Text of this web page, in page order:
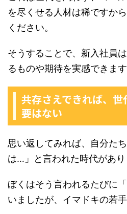
を尽くせる人材は稀ですか
ください。
そうすることで、新入社員
るものや期待を実感できます
共存さえできれば、
要はない
思い返してみれば、自分た
は…」と言われた時代があり
ぼくはそう言われるたびに
いましたが、イマドキの若